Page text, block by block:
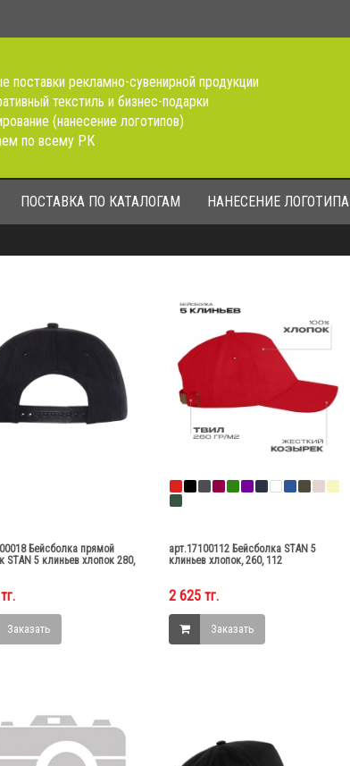
поставки рекламно-сувенирной продукции
текстиль и бизнес-подарки
(нанесение логотипов)
по всему РК
ПОСТАВКА ПО КАТАЛОГАМ НАНЕСЕНИЕ ЛОГОТИПА
Бейсболка прямой
STAN 5 клиньев хлопок 280,
Заказать
арт.17100112 Бейсболка STAN 5
клиньев хлопок, 260, 112
2 625 тг.
Заказать